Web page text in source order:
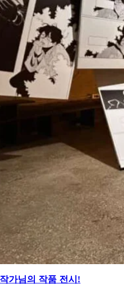
가님의 작품 전시!